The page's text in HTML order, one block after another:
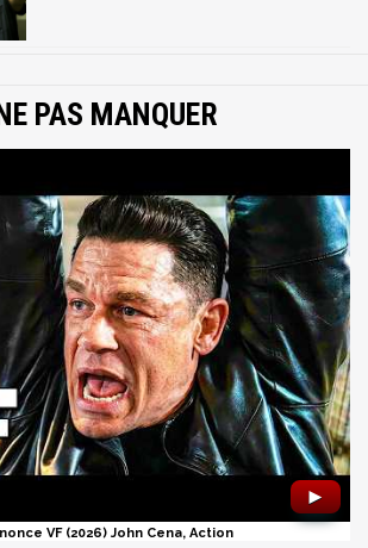
PAS MANQUER
►
VF (2026) John Cena, Action